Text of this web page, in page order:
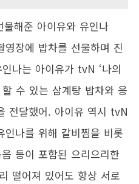
물해준 아이유와 유인나
장에 밥차를 선물하며 진
나는 아이유가 tvN ‘나의
수 있는 삼계탕 밥차와 응
전달했어. 아이유 역시 tvN
인나를 위해 갈비찜을 비롯
등이 포함된 으리으리한
떨어져 있어도 항상 서로